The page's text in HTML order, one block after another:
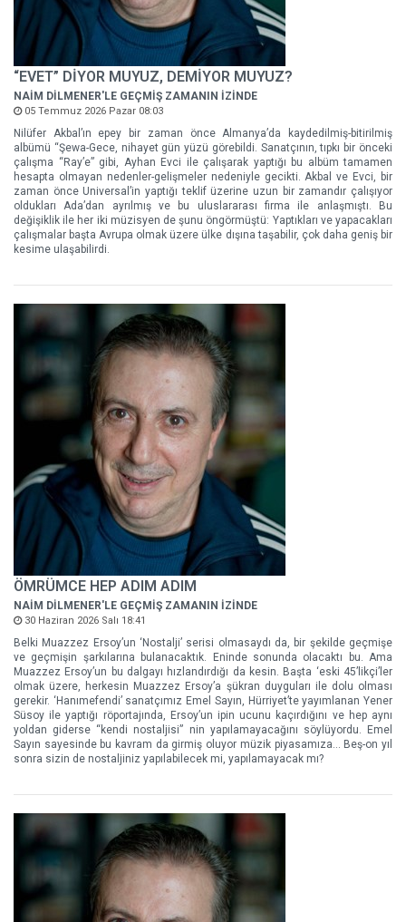
“EVET” DİYOR MUYUZ, DEMİYOR MUYUZ?
NAİM DİLMENER'LE GEÇMİŞ ZAMANIN İZİNDE
05 Temmuz 2026 Pazar 08:03
Nilüfer Akbal’ın epey bir zaman önce Almanya’da kaydedilmiş-bitirilmiş
albümü “Şewa-Gece, nihayet gün yüzü görebildi. Sanatçının, tıpkı bir önceki
çalışma “Ray’e” gibi, Ayhan Evci ile çalışarak yaptığı bu albüm tamamen
hesapta olmayan nedenler-gelişmeler nedeniyle gecikti. Akbal ve Evci, bir
zaman önce Universal’in yaptığı teklif üzerine uzun bir zamandır çalışıyor
oldukları Ada’dan ayrılmış ve bu uluslararası firma ile anlaşmıştı. Bu
değişiklik ile her iki müzisyen de şunu öngörmüştü: Yaptıkları ve yapacakları
çalışmalar başta Avrupa olmak üzere ülke dışına taşabilir, çok daha geniş bir
kesime ulaşabilirdi.
ÖMRÜMCE HEP ADIM ADIM
NAİM DİLMENER'LE GEÇMİŞ ZAMANIN İZİNDE
30 Haziran 2026 Salı 18:41
Belki Muazzez Ersoy’un ‘Nostalji’ serisi olmasaydı da, bir şekilde geçmişe
ve geçmişin şarkılarına bulanacaktık. Eninde sonunda olacaktı bu. Ama
Muazzez Ersoy’un bu dalgayı hızlandırdığı da kesin. Başta ‘eski 45’likçi’ler
olmak üzere, herkesin Muazzez Ersoy’a şükran duyguları ile dolu olması
gerekir. ‘Hanımefendi’ sanatçımız Emel Sayın, Hürriyet’te yayımlanan Yener
Süsoy ile yaptığı röportajında, Ersoy’un ipin ucunu kaçırdığını ve hep aynı
yoldan giderse “kendi nostaljisi” nin yapılamayacağını söylüyordu. Emel
Sayın sayesinde bu kavram da girmiş oluyor müzik piyasamıza... Beş-on yıl
sonra sizin de nostaljiniz yapılabilecek mi, yapılamayacak mı?